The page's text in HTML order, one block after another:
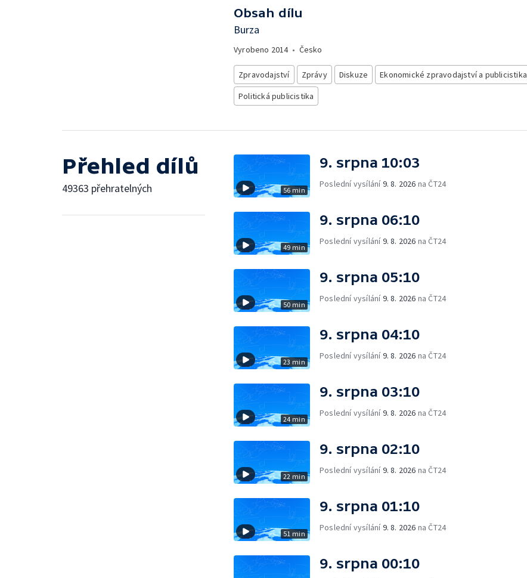
Obsah dílu
Burza
Vyrobeno 2014• Česko
Zpravodajství Zprávy Diskuze
Ekonomické zpravodajství a publicistika
Politická publicistika
Přehled dílů
49363 přehratelných 56 min
9. srpna 10:03
Poslední vysílání9. 8. 2026 na ČT24
49 min
9. srpna 06:10
Poslední vysílání9. 8. 2026 na ČT24
50 min
9. srpna 05:10
Poslední vysílání9. 8. 2026 na ČT24
23 min
9. srpna 04:10
Poslední vysílání9. 8. 2026 na ČT24
24 min
9. srpna 03:10
Poslední vysílání9. 8. 2026 na ČT24
22 min
9. srpna 02:10
Poslední vysílání9. 8. 2026 na ČT24
51 min
9. srpna 01:10
Poslední vysílání9. 8. 2026 na ČT24
9. srpna 00:10